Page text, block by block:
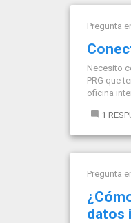
Pregunta
Necesito
PRG que
oficina
1
Pregunta
datos